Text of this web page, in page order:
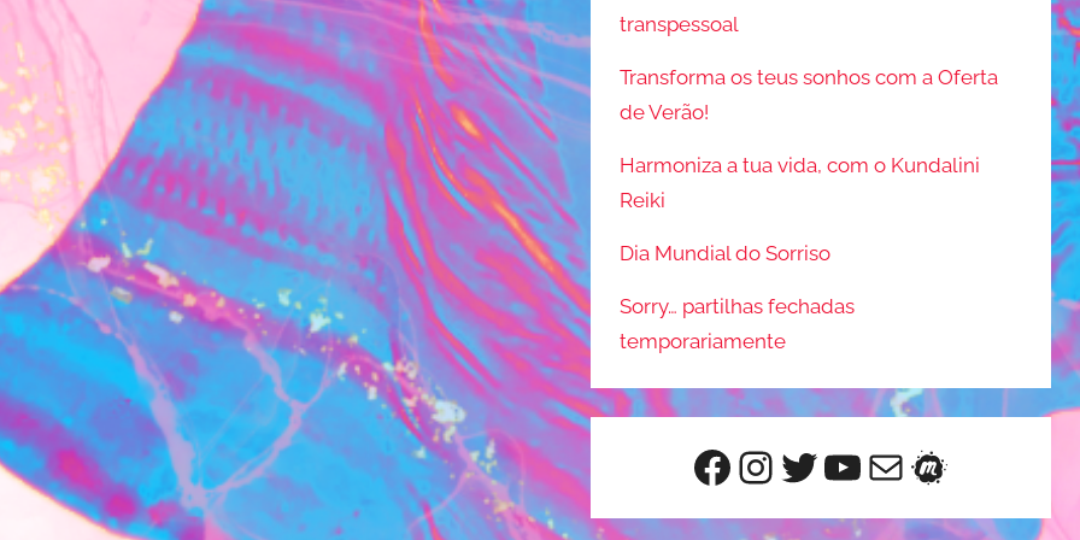
transpessoal
Transforma os teus sonhos com a Oferta
de Verão!
Harmoniza a tua vida, com o Kundalini
Reiki
Dia Mundial do Sorriso
Sorry… partilhas fechadas
temporariamente
Facebook
Instagram
Twitter
YouTube
MailMeetup